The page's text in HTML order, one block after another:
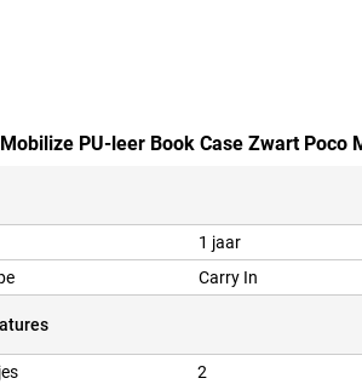
PU-leer Book Case Zwart Poco
1 jaar
Carry In
2